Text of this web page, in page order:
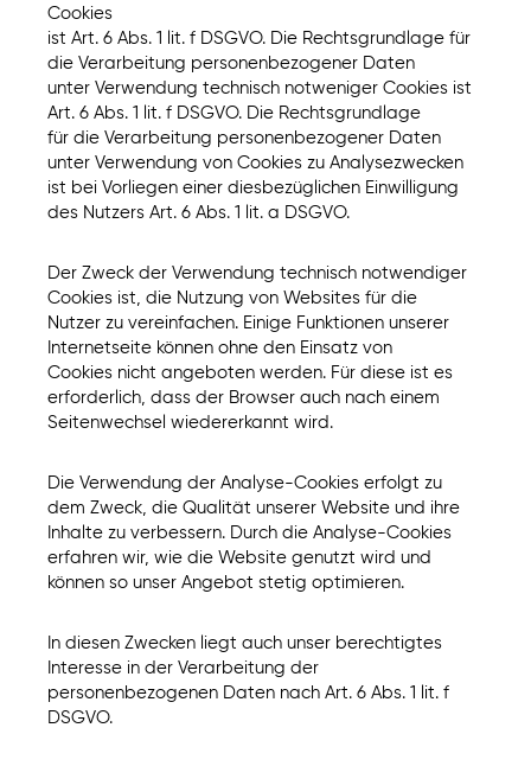
Cookies
ist Art. 6 Abs. 1 lit. f DSGVO. Die Rechtsgrundlage für
die Verarbeitung personenbezogener Daten
unter Verwendung technisch notweniger Cookies ist
Art. 6 Abs. 1 lit. f DSGVO. Die Rechtsgrundlage
für die Verarbeitung personenbezogener Daten
unter Verwendung von Cookies zu Analysezwecken
ist bei Vorliegen einer diesbezüglichen Einwilligung
des Nutzers Art. 6 Abs. 1 lit. a DSGVO.
Der Zweck der Verwendung technisch notwendiger
Cookies ist, die Nutzung von Websites für die
Nutzer zu vereinfachen. Einige Funktionen unserer
Internetseite können ohne den Einsatz von
Cookies nicht angeboten werden. Für diese ist es
erforderlich, dass der Browser auch nach einem
Seitenwechsel wiedererkannt wird.
Die Verwendung der Analyse-Cookies erfolgt zu
dem Zweck, die Qualität unserer Website und ihre
Inhalte zu verbessern. Durch die Analyse-Cookies
erfahren wir, wie die Website genutzt wird und
können so unser Angebot stetig optimieren.
In diesen Zwecken liegt auch unser berechtigtes
Interesse in der Verarbeitung der
personenbezogenen Daten nach Art. 6 Abs. 1 lit. f
DSGVO.